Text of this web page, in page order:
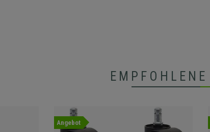
EMPFOHLENE
Angebot